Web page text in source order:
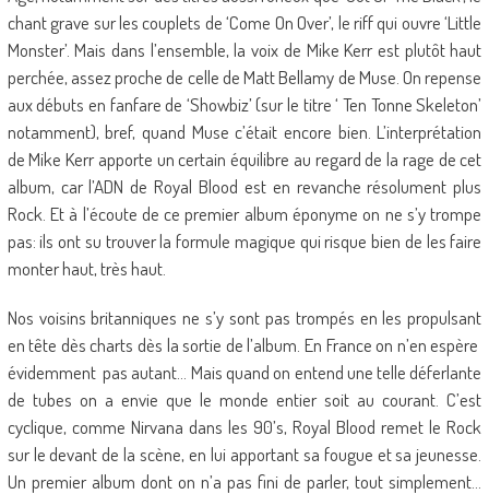
chant grave sur les couplets de ‘Come On Over’, le riff qui ouvre ‘Little
Monster’. Mais dans l’ensemble, la voix de Mike Kerr est plutôt haut
perchée, assez proche de celle de Matt Bellamy de Muse. On repense
aux débuts en fanfare de ‘Showbiz’ (sur le titre ‘ Ten Tonne Skeleton’
notamment), bref, quand Muse c’était encore bien. L’interprétation
de Mike Kerr apporte un certain équilibre au regard de la rage de cet
album, car l’ADN de Royal Blood est en revanche résolument plus
Rock. Et à l’écoute de ce premier album éponyme on ne s’y trompe
pas: ils ont su trouver la formule magique qui risque bien de les faire
monter haut, très haut.
Nos voisins britanniques ne s’y sont pas trompés en les propulsant
en tête dès charts dès la sortie de l’album. En France on n’en espère
évidemment pas autant… Mais quand on entend une telle déferlante
de tubes on a envie que le monde entier soit au courant. C’est
cyclique, comme Nirvana dans les 90’s, Royal Blood remet le Rock
sur le devant de la scène, en lui apportant sa fougue et sa jeunesse.
Un premier album dont on n’a pas fini de parler, tout simplement…